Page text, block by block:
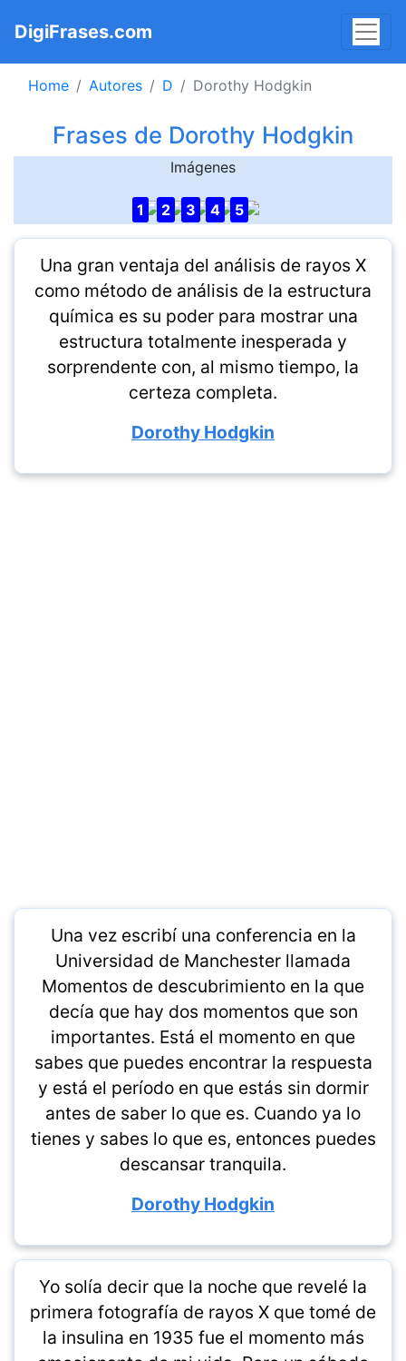
DigiFrases.com
Home Autores D Dorothy Hodgkin
Frases de Dorothy Hodgkin
Imágenes
1 2 3 4 5
Una gran ventaja del análisis de rayos X
como método de análisis de la estructura
química es su poder para mostrar una
estructura totalmente inesperada y
sorprendente con, al mismo tiempo, la
certeza completa.
Dorothy Hodgkin
Una vez escribí una conferencia en la
Universidad de Manchester llamada
Momentos de descubrimiento en la que
decía que hay dos momentos que son
importantes. Está el momento en que
sabes que puedes encontrar la respuesta
y está el período en que estás sin dormir
antes de saber lo que es. Cuando ya lo
tienes y sabes lo que es, entonces puedes
descansar tranquila.
Dorothy Hodgkin
Yo solía decir que la noche que revelé la
primera fotografía de rayos X que tomé de
la insulina en 1935 fue el momento más